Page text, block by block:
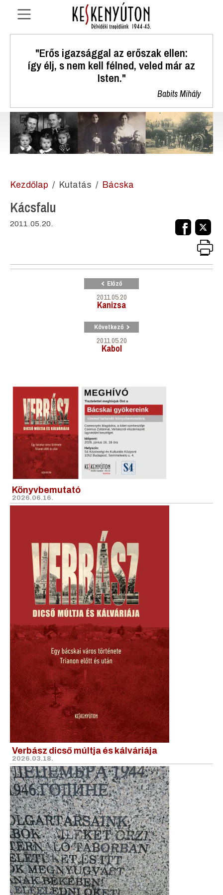
"Erős igazsággal az erőszak ellen:
így élj, s nem kell félned, veled már az
Isten."
Babits Mihály
Kezdőlap Kutatás Bácska
Kácsfalu
2011.05.20.
Előző
2011.05.20
Kanizsa
Következő
2011.05.20
Kabol
Könyvbemutató
2026.06.16.
Verbász dicső múltja és kálváriája
2026.03.18.